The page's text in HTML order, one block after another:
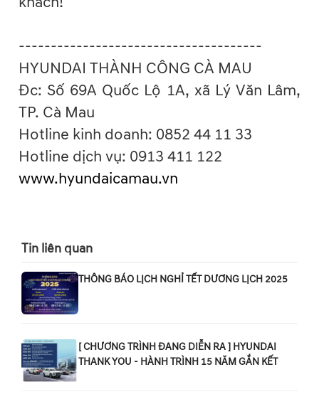
--------------------------------------
HYUNDAI THÀNH CÔNG CÀ MAU
Đc: Số 69A Quốc Lộ 1A, xã Lý Văn Lâm,
TP. Cà Mau
Hotline kinh doanh: 0852 44 11 33
Hotline dịch vụ: 0913 411 122
www.hyundaicamau.vn
Tin liên quan
THÔNG BÁO LỊCH NGHỈ TẾT DƯƠNG LỊCH 2025
[ CHƯƠNG TRÌNH ĐANG DIỄN RA ] HYUNDAI
THANK YOU - HÀNH TRÌNH 15 NĂM GẮN KẾT